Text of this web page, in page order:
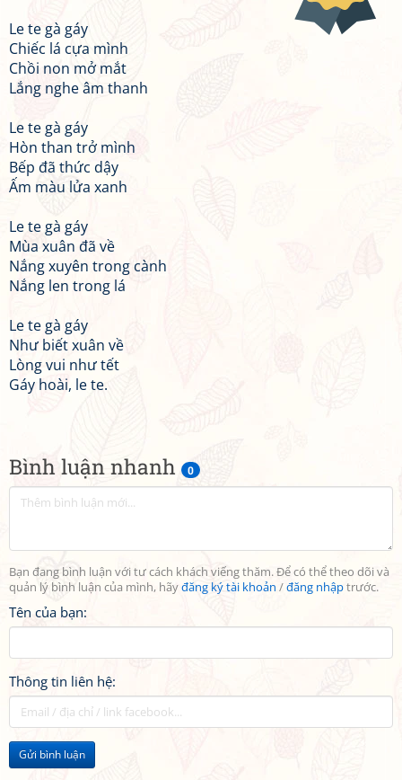
Bình luận nhanh 0
Bạn đang bình luận với tư cách khách viếng thăm. Để có thể theo dõi và
quản lý bình luận của mình, hãyđăng ký tài khoản /đăng nhậptrước.
Tên của bạn:
Thông tin liên hệ:
Gửi bình luận
Le te gà gáy
Chiếc lá cựa mình
Chồi non mở mắt
Lắng nghe âm thanh
Le te gà gáy
Hòn than trở mình
Bếp đã thức dậy
Ấm màu lửa xanh
Le te gà gáy
Mùa xuân đã về
Nắng xuyên trong cành
Nắng len trong lá
Le te gà gáy
Như biết xuân về
Lòng vui như tết
Gáy hoài, le te.